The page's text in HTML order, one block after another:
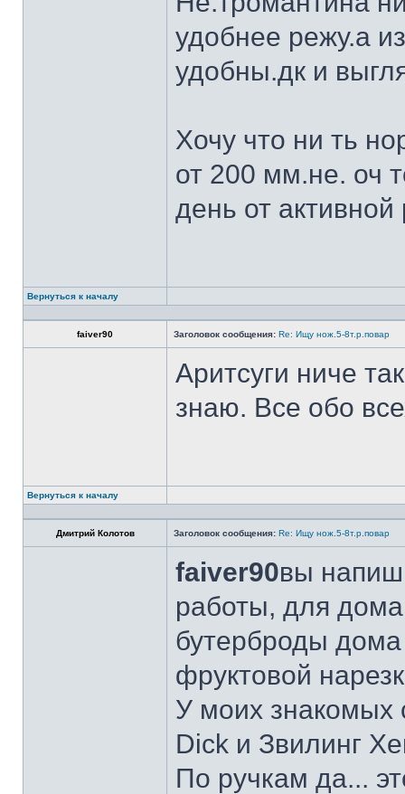
удобнее режу.а
удобны.дк и
Хочу что ни ть
от 200 мм.не. оч
день от
Вернуться к началу
faiver90 Заголовок сообщения: Re: Ищу нож.5-8т.р.повар
Аритсуги ниче
знаю. Все обо
Вернуться к началу
Дмитрий Колотов Заголовок сообщения: Re: Ищу нож.5-8т.р.повар
faiver90вы
работы, для
бутерброды дома
фруктовой
У моих знакомых
Dick и Звилинг
По ручкам да...